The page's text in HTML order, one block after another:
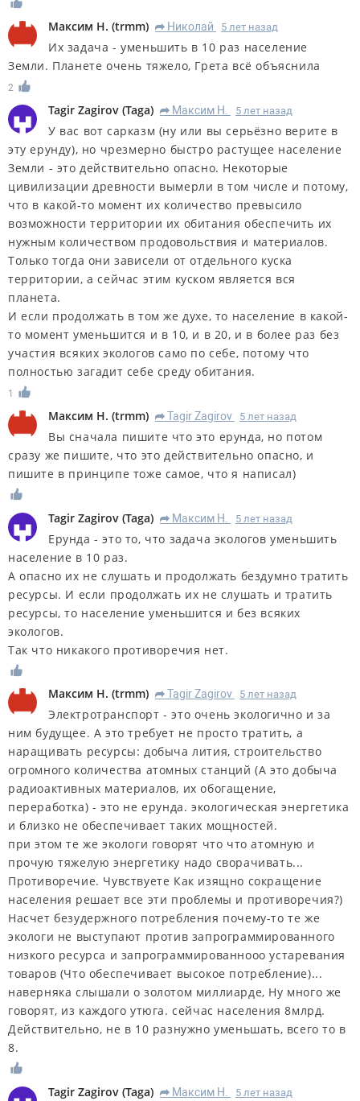
Максим Н. (trmm) R Николай 5 лет назад
Их задача - уменьшить в 10 раз население
Земли. Планете очень тяжело, Грета всё объяснила
2
Tagir Zagirov (Taga) R Максим Н. 5 лет назад
У вас вот сарказм (ну или вы серьёзно верите в
эту ерунду), но чрезмерно быстро растущее население
Земли - это действительно опасно. Некоторые
цивилизации древности вымерли в том числе и потому,
что в какой-то момент их количество превысило
возможности территории их обитания обеспечить их
нужным количеством продовольствия и материалов.
Только тогда они зависели от отдельного куска
территории, а сейчас этим куском является вся
планета.
И если продолжать в том же духе, то население в какой-
то момент уменьшится и в 10, и в 20, и в более раз без
участия всяких экологов само по себе, потому что
полностью загадит себе среду обитания.
1
Максим Н. (trmm) R Tagir Zagirov 5 лет назад
Вы сначала пишите что это ерунда, но потом
сразу же пишите, что это действительно опасно, и
пишите в принципе тоже самое, что я написал)
Tagir Zagirov (Taga) R Максим Н. 5 лет назад
Ерунда - это то, что задача экологов уменьшить
население в 10 раз.
А опасно их не слушать и продолжать бездумно тратить
ресурсы. И если продолжать их не слушать и тратить
ресурсы, то население уменьшится и без всяких
экологов.
Так что никакого противоречия нет.
Максим Н. (trmm) R Tagir Zagirov 5 лет назад
Электротранспорт - это очень экологично и за
ним будущее. А это требует не просто тратить, а
наращивать ресурсы: добыча лития, строительство
огромного количества атомных станций (А это добыча
радиоактивных материалов, их обогащение,
переработка) - это не ерунда. экологическая энергетика
и близко не обеспечивает таких мощностей.
при этом те же экологи говорят что что атомную и
прочую тяжелую энергетику надо сворачивать...
Противоречие. Чувствуете Как изящно сокращение
населения решает все эти проблемы и противоречия?)
Насчет безудержного потребления почему-то те же
экологи не выступают против запрограммированного
низкого ресурса и запрограммированнооо устаревания
товаров (Что обеспечивает высокое потребление)...
наверняка слышали о золотом миллиарде, Ну много же
говорят, из каждого утюга. сейчас населения 8млрд.
Действительно, не в 10 разнужно уменьшать, всего то в
8.
Tagir Zagirov (Taga) R Максим Н. 5 лет назад